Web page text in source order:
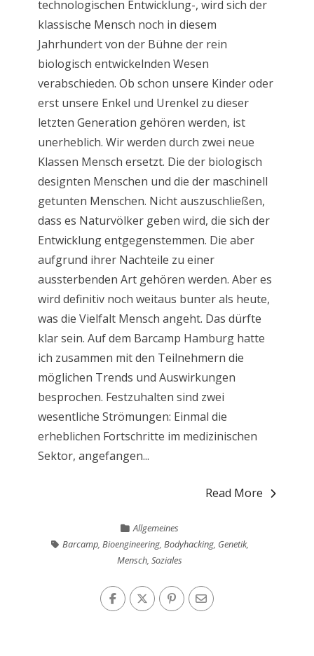
technologischen Entwicklung-, wird sich der
klassische Mensch noch in diesem
Jahrhundert von der Bühne der rein
biologisch entwickelnden Wesen
verabschieden. Ob schon unsere Kinder oder
erst unsere Enkel und Urenkel zu dieser
letzten Generation gehören werden, ist
unerheblich. Wir werden durch zwei neue
Klassen Mensch ersetzt. Die der biologisch
designten Menschen und die der maschinell
getunten Menschen. Nicht auszuschließen,
dass es Naturvölker geben wird, die sich der
Entwicklung entgegenstemmen. Die aber
aufgrund ihrer Nachteile zu einer
aussterbenden Art gehören werden. Aber es
wird definitiv noch weitaus bunter als heute,
was die Vielfalt Mensch angeht. Das dürfte
klar sein. Auf dem Barcamp Hamburg hatte
ich zusammen mit den Teilnehmern die
möglichen Trends und Auswirkungen
besprochen. Festzuhalten sind zwei
wesentliche Strömungen: Einmal die
erheblichen Fortschritte im medizinischen
Sektor, angefangen...
Read More
Allgemeines
Barcamp, Bioengineering, Bodyhacking, Genetik,
Mensch,Soziales